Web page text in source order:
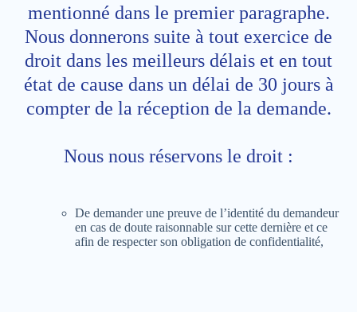
mentionné dans le premier paragraphe.
Nous donnerons suite à tout exercice de
droit dans les meilleurs délais et en tout
état de cause dans un délai de 30 jours à
compter de la réception de la demande.
Nous nous réservons le droit :
De demander une preuve de l’identité du demandeur
en cas de doute raisonnable sur cette dernière et ce
afin de respecter son obligation de confidentialité,